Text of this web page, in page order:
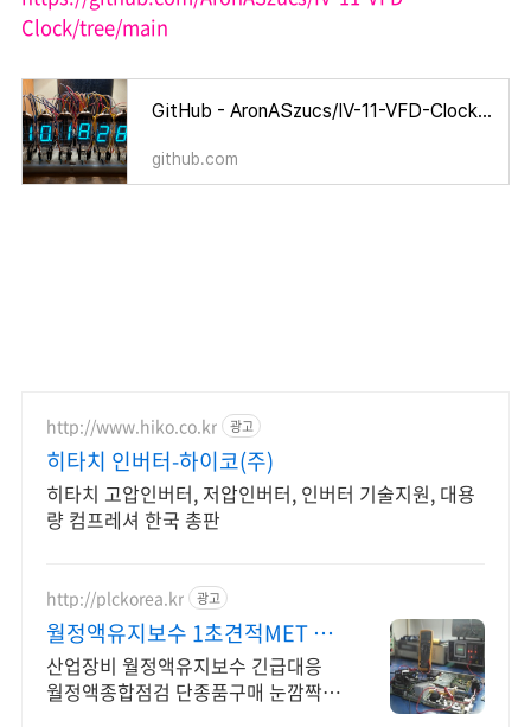
Clock/tree/main
GitHub - AronASzucs/IV-11-VFD-Clock: 6-digit Soviet IV-11 VFD tube clock — custom PCB, mixed 25V/1.5V power system, 7-state FS
github.com
http://www.hiko.co.kr 광고
히타치 인버터-하이코(주)
히타치 고압인버터, 저압인버터, 인버터 기술지원, 대용
량 컴프레셔 한국 총판
http://plckorea.kr 광고
월정액유지보수 1초견적MET 산
업자동화 장비판매수리보수
산업장비 월정액유지보수 긴급대응
월정액종합점검 단종품구매 눈깜짝1